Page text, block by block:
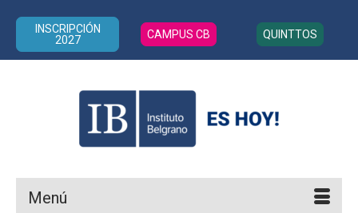
INSCRIPCIÓN
2027
CAMPUS CB QUINTTOS
Menú